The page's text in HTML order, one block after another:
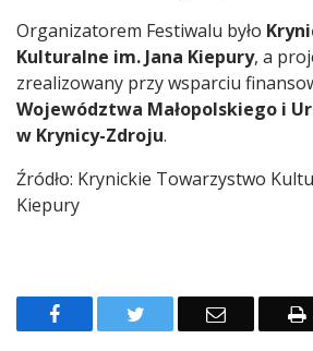
Organizatorem Festiwalu było
Kulturalne im. Jana Kiepury, a
zrealizowany przy wsparciu
Województwa Małopolskiego i
w Krynicy-Zdroju.
Źródło: Krynickie Towarzystwo
Kiepury
F
T
E
D